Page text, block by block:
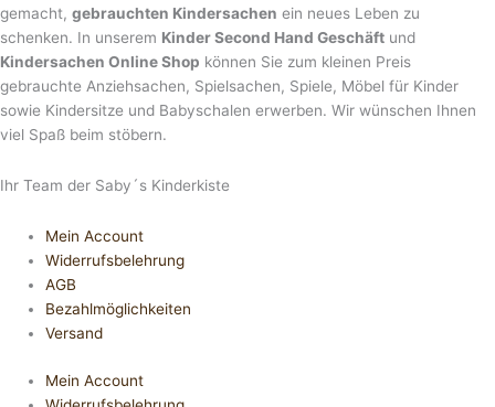
gemacht, gebrauchten Kindersachen ein neues Leben zu
schenken. In unserem Kinder Second Hand Geschäft und
Kindersachen Online Shop können Sie zum kleinen Preis
gebrauchte Anziehsachen, Spiel­sachen, Spiele, Möbel für Kinder
sowie Kindersitze und Babyschalen erwerben. Wir wünschen Ihnen
viel Spaß beim stöbern.
Ihr Team der Saby´s Kinderkiste
Mein Account
Widerrufsbelehrung
AGB
Bezahlmöglichkeiten
Versand
Mein Account